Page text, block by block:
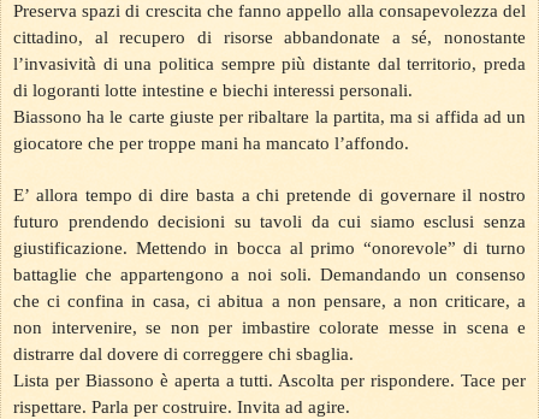
Preserva spazi di crescita che fanno appello alla consapevolezza del
cittadino, al recupero di risorse abbandonate a sé, nonostante
l’invasività di una politica sempre più distante dal territorio, preda
di logoranti lotte intestine e biechi interessi personali.
Biassono ha le carte giuste per ribaltare la partita, ma si affida ad un
giocatore che per troppe mani ha mancato l’affondo.
E’ allora tempo di dire basta a chi pretende di governare il nostro
futuro prendendo decisioni su tavoli da cui siamo esclusi senza
giustificazione. Mettendo in bocca al primo “onorevole” di turno
battaglie che appartengono a noi soli. Demandando un consenso
che ci confina in casa, ci abitua a non pensare, a non criticare, a
non intervenire, se non per imbastire colorate messe in scena e
distrarre dal dovere di correggere chi sbaglia.
Lista per Biassono è aperta a tutti. Ascolta per rispondere. Tace per
rispettare. Parla per costruire. Invita ad agire.